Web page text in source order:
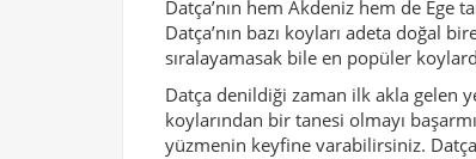
Datça’nın hem Akdeniz hem de
Datça’nın bazı koyları adeta doğal
sıralayamasak bile en popüler
Datça denildiği zaman ilk akla gelen
koylarından bir tanesi olmayı
yüzmenin keyfine varabilirsiniz. Datça